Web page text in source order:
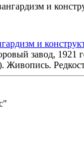
и
завод, 1921
Живопись.